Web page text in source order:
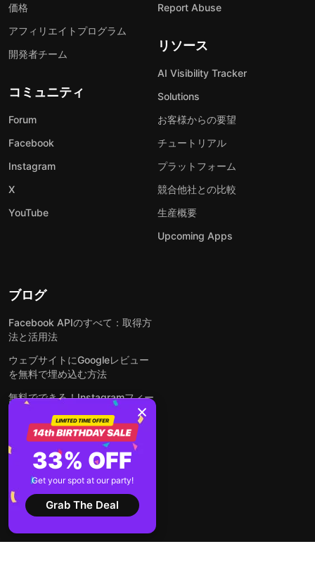
価格
アフィリエイトプログラム
開発者チーム
コミュニティ
Forum
Facebook
Instagram
X
YouTube
Report Abuse
リソース
AI Visibility Tracker
Solutions
お客様からの要望
チュートリアル
プラットフォーム
競合他社との比較
生産概要
Upcoming Apps
ブログ
Facebook APIのすべて：取得方
法と活用法
ウェブサイトにGoogleレビュー
を無料で埋め込む方法
無料でできる！Instagramフィー
ドをウェブサイトに埋め込む方法
どんなウェブサイトにも無料でフ
ォームを埋め込む方法
WordPressサイトにLinkedInフ
ィードを埋め込む方法は？
全ての投稿を見る
33% OFF
Get your spot at our party!
Grab The Deal